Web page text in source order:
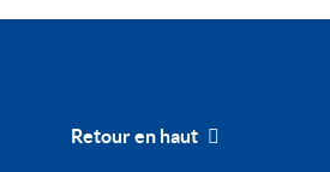
Retour en haut